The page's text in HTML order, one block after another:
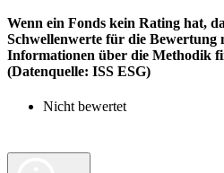
Wenn ein Fonds kein Rating hat,
Schwellenwerte für die
Informationen über die Methodik
(Datenquelle: ISS ESG)
Nicht bewertet